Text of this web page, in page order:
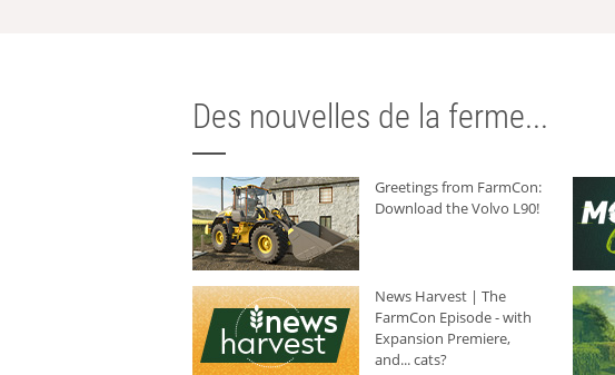
Des nouvelles de la ferme...
Greetings from FarmCon:
Download the Volvo L90!
News Harvest | The
FarmCon Episode - with
Expansion Premiere,
and... cats?